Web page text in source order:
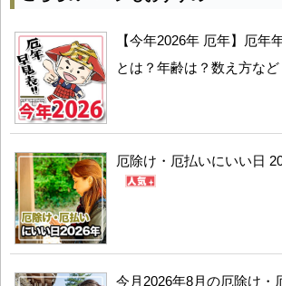
【今年2026年 厄年】厄年
とは？年齢は？数え方など
厄除け・厄払いにいい日
今月2026年8月の厄除け・